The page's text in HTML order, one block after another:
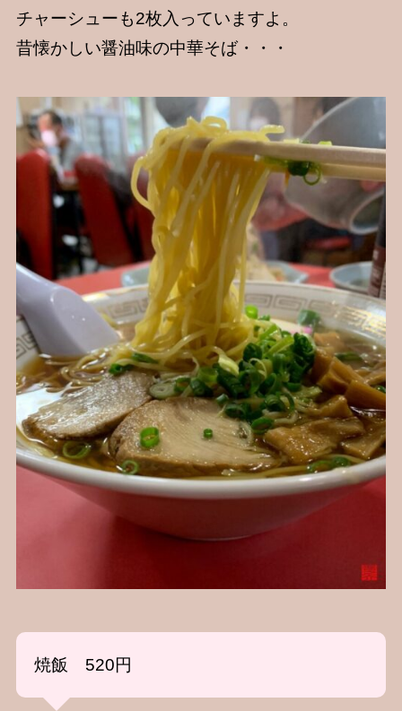
チャーシューも2枚入っていますよ。
昔懐かしい醤油味の中華そば・・・
焼飯 520円